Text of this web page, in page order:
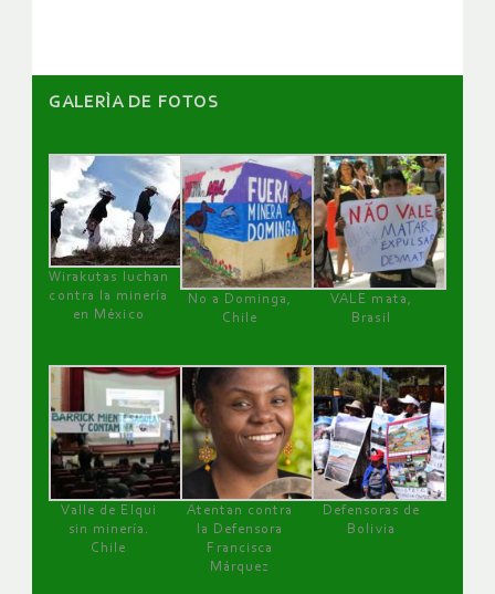
GALERÌA DE FOTOS
Wirakutas luchan
contra la minería
en México
No a Dominga,
Chile
VALE mata,
Brasil
Valle de Elqui
sin minería.
Chile
Atentan contra
la Defensora
Francisca
Márquez
Defensoras de
Bolivia